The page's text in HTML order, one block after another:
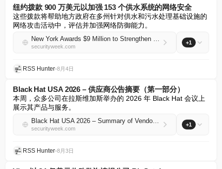
纽约拨款 900 万美元以加强 153 个供水系统的网络安全
这些拨款将帮助地方政府在多州针对供水和污水处理基础设施的
网络攻击活动中，评估并加强网络防御能力。
New York Awards $9 Million to Strengthen Cybersecurity at 153 Water Systems
securityweek.com
+1
RSS Hunter•8月4日
Black Hat USA 2026 – 供应商公告摘要（第一部分）
本周，众多公司在拉斯维加斯举办的 2026 年 Black Hat 会议上
展示其产品与服务。
Black Hat USA 2026 – Summary of Vendor Announcements (Part 1)
securityweek.com
+1
RSS Hunter•8月3日